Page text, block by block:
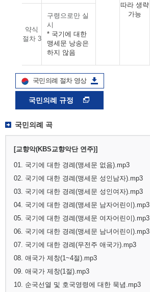
따라 생략
가능
약식
절차 3
구령으로만 실
시
* 국기에 대한
맹세문 낭송은
하지 않음
국민의례 절차 영상
국민의례 규정
국민의례 곡
[교향악(KBS교향악단 연주)]
01. 국기에 대한 경례(맹세문 없음).mp3
02. 국기에 대한 경례(맹세문 성인남자).mp3
03. 국기에 대한 경례(맹세문 성인여자).mp3
04. 국기에 대한 경례(맹세문 남자어린이).mp3
05. 국기에 대한 경례(맹세문 여자어린이).mp3
06. 국기에 대한 경례(맹세문 남녀어린이).mp3
07. 국기에 대한 경례(무전주 애국가).mp3
08. 애국가 제창(1~4절).mp3
09. 애국가 제창(1절).mp3
10. 순국선열 및 호국영령에 대한 묵념.mp3